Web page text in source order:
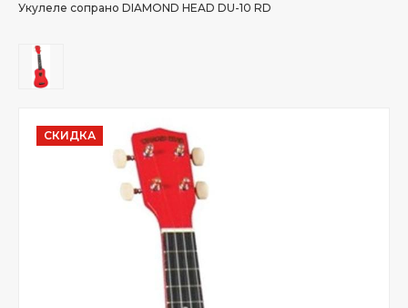
Укулеле сопрано DIAMOND HEAD DU-10 RD
СКИДКА